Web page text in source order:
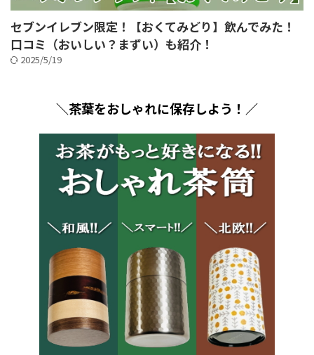
セブンイレブン限定！【おくてみどり】飲んでみた！
口コミ（おいしい？まずい）も紹介！
2025/5/19
＼茶葉をおしゃれに保存しよう！／